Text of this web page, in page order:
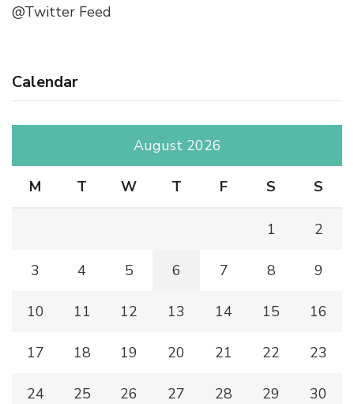
@Twitter Feed
Calendar
August 2026
M T W T F S S
1 2
3 4 5 6 7 8 9
10 11 12 13 14 15 16
17 18 19 20 21 22 23
24 25 26 27 28 29 30